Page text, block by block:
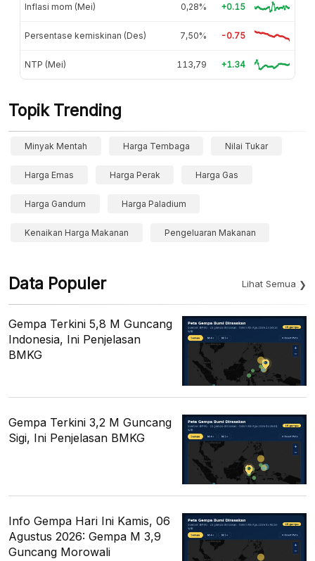
Inflasi mom (Mei) 0,28% +0.15
Persentase kemiskinan (Des) 7,50% -0.75
NTP (Mei) 113,79 +1.34
Topik Trending
Minyak Mentah Harga Tembaga Nilai Tukar
Harga Emas Harga Perak Harga Gas
Harga Gandum Harga Paladium
Kenaikan Harga Makanan Pengeluaran Makanan
Data Populer Lihat Semua
Gempa Terkini 5,8 M Guncang
Indonesia, Ini Penjelasan
BMKG
Gempa Terkini 3,2 M Guncang
Sigi, Ini Penjelasan BMKG
Info Gempa Hari Ini Kamis, 06
Agustus 2026: Gempa M 3,9
Guncang Morowali